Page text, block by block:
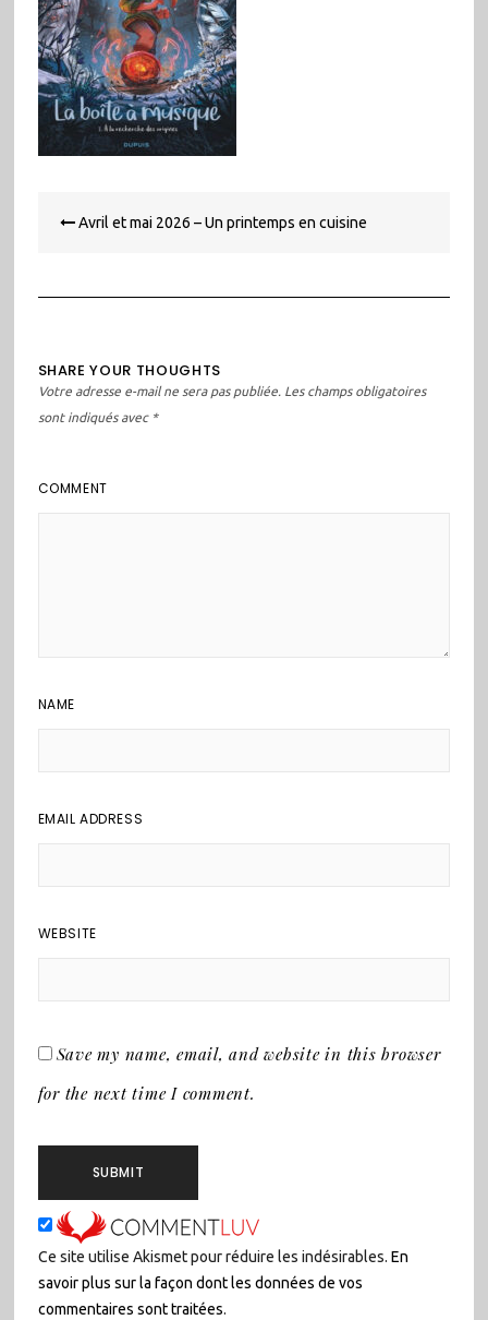
de Avril et mai 2026 – Un printemps en cuisine
SHARE YOUR THOUGHTS
Votre adresse e-mail ne sera pas publiée. Les champs obligatoires
sont indiqués avec *
COMMENT
NAME
EMAIL ADDRESS
WEBSITE
Save my name, email, and website in this browser
for the next time I comment.
Ce site utilise Akismet pour réduire les indésirables. En
savoir plus sur la façon dont les données de vos
commentaires sont traitées.